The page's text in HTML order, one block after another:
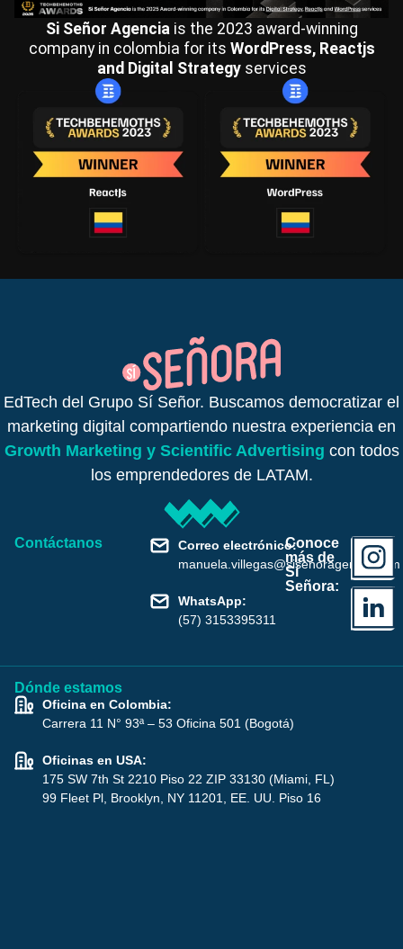
Si Señor Agencia is the 2023 award-winning
company in colombia for its WordPress, Reactjs
and Digital Strategyservices
EdTech del Grupo Sí Señor. Buscamos democratizar el
marketing digital compartiendo nuestra experiencia en
Growth Marketing y Scientific Advertising con todos
los emprendedores de LATAM.
Contáctanos
Correo electrónico:
manuela.villegas@sisenoragencia.com
WhatsApp:
(57) 3153395311
Conoce
más de
Sí
Señora:
Dónde estamos
Oficina en Colombia:
Carrera 11 N° 93ª – 53 Oficina 501 (Bogotá)
Oficinas en USA:
175 SW 7th St 2210 Piso 22 ZIP 33130 (Miami, FL)
99 Fleet Pl, Brooklyn, NY 11201, EE. UU. Piso 16